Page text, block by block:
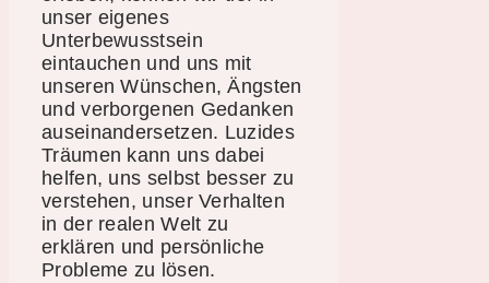
unser eigenes
Unterbewusstsein
eintauchen und uns mit
unseren Wünschen, Ängsten
und verborgenen Gedanken
auseinandersetzen. Luzides
Träumen kann uns dabei
helfen, uns selbst besser zu
verstehen, unser Verhalten
in der realen Welt zu
erklären und persönliche
Probleme zu lösen.